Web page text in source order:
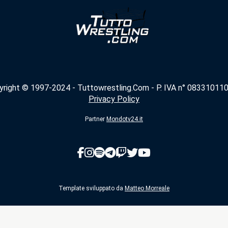
© 1997-2024 - Tuttowrestling.Com - P. IVA n°
Privacy Policy
Partner Mondotv24.it
Template sviluppato da Matteo Morreale